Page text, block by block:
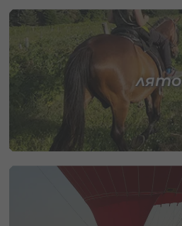
лято